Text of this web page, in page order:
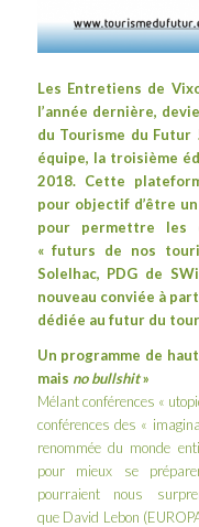
Les Entretiens de
l’année dernière,
du Tourisme du Futur
équipe, la troisième
2018. Cette p
pour objectif d’être
pour permettre les
« futurs de nos
Solelhac, PDG de
nouveau conviée à
dédiée au futur du
Un programme de
mais no bullshit»
Mélant conférences «
conférences des «
renommée du monde
pour mieux se
pourraient nous
que David Lebon